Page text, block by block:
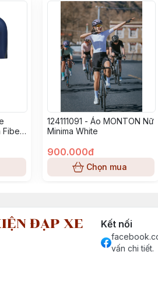
124111091 - Áo MONTON Nữ
Minima White
900.000đ
Chọn mua
ĐẠP XE
Kết nối
vấn chi tiết.